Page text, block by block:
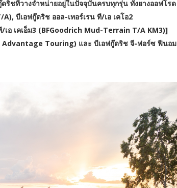
ริชที่วางจำหน่ายอยู่ในปัจจุบันครบทุกรุ่น ทั้งยางออฟโรด
บีเอฟกู๊ดริช ออล-เทอร์เรน ที/เอ เคโอ2
อ เคเอ็ม3 (BFGoodrich Mud-Terrain T/A KM3)]
Advantage Touring) และ บีเอฟกู๊ดริช จี-ฟอร์ซ ฟีนอม